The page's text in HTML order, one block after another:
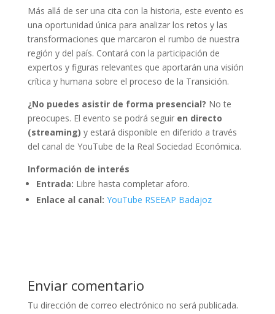
Más allá de ser una cita con la historia, este evento es
una oportunidad única para analizar los retos y las
transformaciones que marcaron el rumbo de nuestra
región y del país. Contará con la participación de
expertos y figuras relevantes que aportarán una visión
crítica y humana sobre el proceso de la Transición.
¿No puedes asistir de forma presencial? No te
preocupes. El evento se podrá seguir en directo
(streaming) y estará disponible en diferido a través
del canal de YouTube de la Real Sociedad Económica.
Información de interés
Entrada: Libre hasta completar aforo.
Enlace al canal: YouTube RSEEAP Badajoz
Enviar comentario
Tu dirección de correo electrónico no será publicada.